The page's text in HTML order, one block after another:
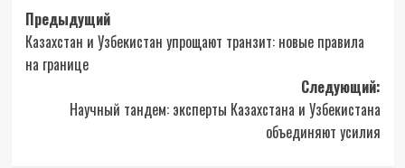
Навигация
записи
Предыдущий
Казахстан и Узбекистан упрощают транзит: новые правила
на границе
Следующий:
Научный тандем: эксперты Казахстана и Узбекистана
объединяют усилия